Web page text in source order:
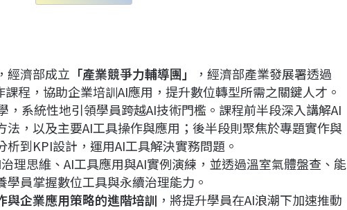
經濟部成立 「產業競爭力輔導團」
，經濟部產業發展署透過
課程，協助企業培訓AI應用，提升數位轉型所需之關鍵人才。
，系統性地引領學員跨越AI技術門檻。課程前半段深入講解AI
，以及主要AI工具操作與應用；後半段則聚焦於專題實作與
到KPI設計，運用AI工具解決實務問題。
理思維、AI工具應用與AI實例演練，並透過溫室氣體盤查、能
員掌握數位工具與永續治理能力。
與企業應用策略的進階培訓 ，將提升學員在AI浪潮下加速推動